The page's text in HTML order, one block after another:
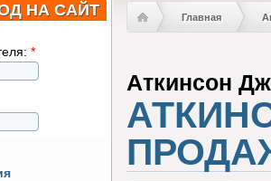
НА САЙТ
*
Главная
Аткинсон